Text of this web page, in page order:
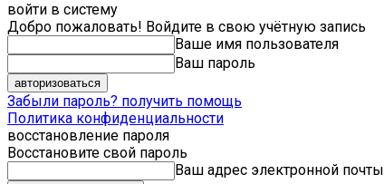
войти в систему
Добро пожаловать! Войдите в свою учётную запись
Ваше имя пользователя
Ваш пароль
Забыли пароль? получить помощь
Политика конфиденциальности
восстановление пароля
Восстановите свой пароль
Ваш адрес электронной почты